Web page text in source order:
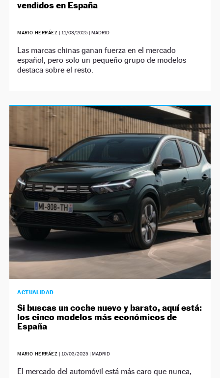
vendidos en España
MARIO HERRÁEZ | 11/03/2025| MADRID
Las marcas chinas ganan fuerza en el mercado
español, pero solo un pequeño grupo de modelos
destaca sobre el resto.
ACTUALIDAD
Si buscas un coche nuevo y barato, aquí está:
los cinco modelos más económicos de
España
MARIO HERRÁEZ | 10/03/2025| MADRID
El mercado del automóvil está más caro que nunca,